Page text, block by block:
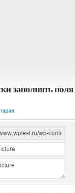
заполнять поля